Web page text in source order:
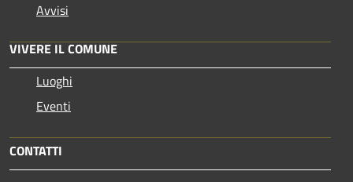
Avvisi
VIVERE IL COMUNE
Luoghi
Eventi
CONTATTI